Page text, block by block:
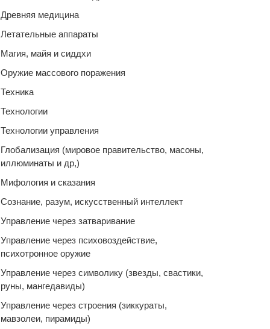
Древняя медицина
Летательные аппараты
Магия, майя и сиддхи
Оружие массового поражения
Техника
Технологии
Технологии управления
Глобализация (мировое правительство, масоны,
иллюминаты и др,)
Мифология и сказания
Сознание, разум, искусственный интеллект
Управление через затваривание
Управление через психовоздействие,
психотронное оружие
Управление через символику (звезды, свастики,
руны, мангедавиды)
Управление через строения (зиккураты,
мавзолеи, пирамиды)